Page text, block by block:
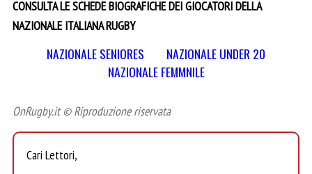
CONSULTA LE SCHEDE BIOGRAFICHE DEI GIOCATORI DELLA
NAZIONALE ITALIANA RUGBY
NAZIONALE SENIORES
NAZIONALE UNDER 20
NAZIONALE FEMMNILE
OnRugby.it © Riproduzione riservata
Cari Lettori,